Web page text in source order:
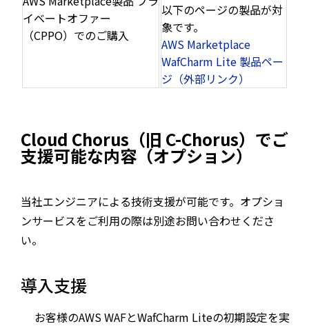
イベートオファー
（CPPO）でのご購入
以下のページの製品が対
象です。
AWS Marketplace
WafCharm Lite 製品ペー
ジ（外部リンク）
Cloud Chorus（旧 C-Chorus）でご
支援可能な内容（オプション）
当社エンジニアによる技術支援が可能です。オプショ
ンサービスをご利用の際は別途お問い合わせくださ
い。
導入支援
お客様のAWS WAFとWafCharm Liteの初期設定を実